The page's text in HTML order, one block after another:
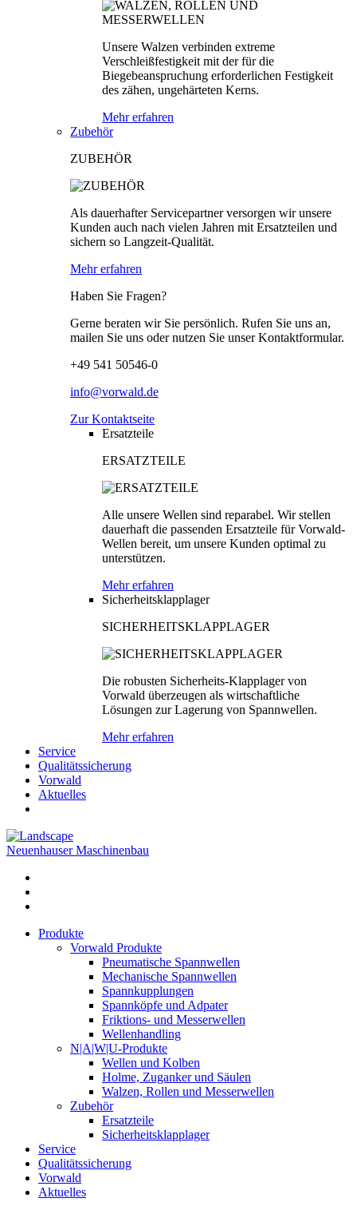
Unsere Walzen verbinden extreme
Verschleißfestigkeit mit der für die
Biegebeanspruchung erforderlichen Festigkeit
des zähen, ungehärteten Kerns.
Mehr erfahren
Zubehör
ZUBEHÖR
Als dauerhafter Servicepartner versorgen wir unsere
Kunden auch nach vielen Jahren mit Ersatzteilen und
sichern so Langzeit-Qualität.
Mehr erfahren
Haben Sie Fragen?
Gerne beraten wir Sie persönlich. Rufen Sie uns an,
mailen Sie uns oder nutzen Sie unser Kontaktformular.
+49 541 50546-0
info@vorwald.de
Zur Kontaktseite
Ersatzteile
ERSATZTEILE
Alle unsere Wellen sind reparabel. Wir stellen
dauerhaft die passenden Ersatzteile für Vorwald-
Wellen bereit, um unsere Kunden optimal zu
unterstützen.
Mehr erfahren
Sicherheitsklapplager
SICHERHEITSKLAPPLAGER
Die robusten Sicherheits-Klapplager von
Vorwald überzeugen als wirtschaftliche
Lösungen zur Lagerung von Spannwellen.
Mehr erfahren
Service
Qualitätssicherung
Vorwald
Aktuelles
Neuenhauser Maschinenbau
Produkte
Vorwald Produkte
Pneumatische Spannwellen
Mechanische Spannwellen
Spannkupplungen
Spannköpfe und Adpater
Friktions- und Messerwellen
Wellenhandling
N|A|W|U-Produkte
Wellen und Kolben
Holme, Zuganker und Säulen
Walzen, Rollen und Messerwellen
Zubehör
Ersatzteile
Sicherheitsklapplager
Service
Qualitätssicherung
Vorwald
Aktuelles